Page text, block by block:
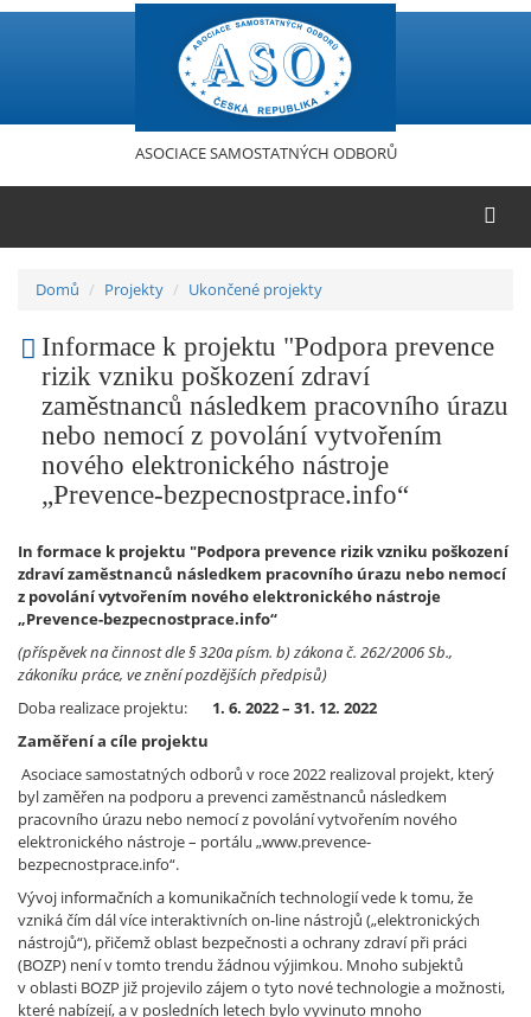
Přejít
ASOCIACE SAMOSTATNÝCH ODBORŮ
Domů Projekty Ukončené projekty
Informace k projektu "Podpora prevence
rizik vzniku poškození zdraví
zaměstnanců následkem pracovního úrazu
nebo nemocí z povolání vytvořením
nového elektronického nástroje
„Prevence-bezpecnostprace.info“
In formace k projektu "Podpora prevence rizik vzniku poškození
zdraví zaměstnanců následkem pracovního úrazu nebo nemocí
z povolání vytvořením nového elektronického nástroje
„Prevence-bezpecnostprace.info“
(příspěvek na činnost dle § 320a písm. b) zákona č. 262/2006 Sb.,
zákoníku práce, ve znění pozdějších předpisů)
Doba realizace projektu: 1. 6. 2022 – 31. 12. 2022
Zaměření a cíle projektu
Asociace samostatných odborů v roce 2022 realizoval projekt, který
byl zaměřen na podporu a prevenci zaměstnanců následkem
pracovního úrazu nebo nemocí z povolání vytvořením nového
elektronického nástroje – portálu „www.prevence-
bezpecnostprace.info“.
Vývoj informačních a komunikačních technologií vede k tomu, že
vzniká čím dál více interaktivních on-line nástrojů („elektronických
nástrojů“), přičemž oblast bezpečnosti a ochrany zdraví při práci
(BOZP) není v tomto trendu žádnou výjimkou. Mnoho subjektů
v oblasti BOZP již projevilo zájem o tyto nové technologie a možnosti,
které nabízejí, a v posledních letech bylo vyvinuto mnoho